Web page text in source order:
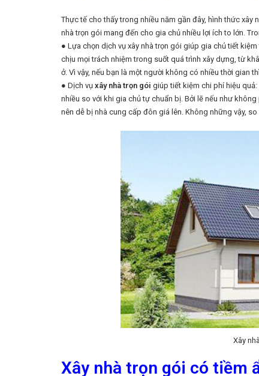
Thực tế cho thấy trong nhiều năm gần đây, hình thức
nhà trọn gói mang đến cho gia chủ nhiều lợi ích to lớn.
● Lựa chọn dịch vụ xây nhà trọn gói giúp gia chủ tiết
chịu mọi trách nhiệm trong suốt quá trình xây dựng, từ
ở. Vì vậy, nếu bạn là một người không có nhiều thời gian
● Dịch vụ xây nhà trọn gói giúp tiết kiệm chi phí hiệu
nhiều so với khi gia chủ tự chuẩn bị. Bởi lẽ nếu như
nên dễ bị nhà cung cấp đôn giá lên. Không những vậy,
Xây
Xây nhà trọn gói có tiềm